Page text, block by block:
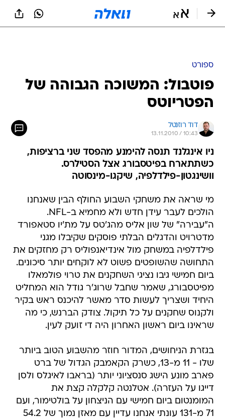
ספורט
פוטבול: המשוכה הגבוהה של
הפטריוטס
דוד רוזנטל
13.11.2010 / 10:43
ניו אינגלנד תנסה להימנע מהפסד שני ברציפות,
כשתתארח בפיטסבורג אצל הסטילרס.
וושינגטון-פילדלפיה, שיקגו-מינסוטה
מי שראה את משחקי השבוע החולף הבין שאנחנו
הולכים לעבר עידן חדש ולא מחמיא ב-NFL.
ה"עבירה" של שון אליס מהג'טס על מת'יו סטאפורד
מדטרויט והדגלים הבלתי פוסקים שקיבלו מגני
פילדלפיה במשחק מול אינדיאנפוליס רק מחזקים את
התחושה שהשופטים פשוט לא לוקחים יותר סיכונים.
ביום חמישי גיבו נציגי השחקנים את טרוי פולמאלו
מפיטסבורג, שאמר שחבל שרוג'ר גודל הוא המחליט
היחיד ושצריך לעשות סדר מאשר להיכנס ראש בקיר
ולקנוס שחקנים על כל תיקול. צודק הברנש, כי מה
שראינו ביום ראשון האחרון היה די זועק לעין.
בגזרת הניחושים, המדור חוזר מהשבוע הטוב ביותר
שלו - 11 מ-13, כשרק הקאמבק הגדול של ברט
פארב מונע הישג סנסציוני יותר (בראבו לאיגלס ולסן
דייגו על העזרה). אטלנטה קלקלה קצת את
המומנטום ביום חמישי עם הניצחון על בולטימור, ועם
71 מ-131 עונתי אנחנו עדיין עם מאזן נמוך של 54.2